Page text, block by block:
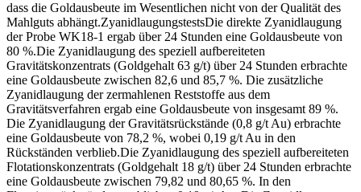
dass die Goldausbeute im Wesentlichen nicht von der Qualität des
Mahlguts abhängt.ZyanidlaugungstestsDie direkte Zyanidlaugung
der Probe WK18-1 ergab über 24 Stunden eine Goldausbeute von
80 %.Die Zyanidlaugung des speziell aufbereiteten
Gravitätskonzentrats (Goldgehalt 63 g/t) über 24 Stunden erbrachte
eine Goldausbeute zwischen 82,6 und 85,7 %. Die zusätzliche
Zyanidlaugung der zermahlenen Reststoffe aus dem
Gravitätsverfahren ergab eine Goldausbeute von insgesamt 89 %.
Die Zyanidlaugung der Gravitätsrückstände (0,8 g/t Au) erbrachte
eine Goldausbeute von 78,2 %, wobei 0,19 g/t Au in den
Rückständen verblieb.Die Zyanidlaugung des speziell aufbereiteten
Flotationskonzentrats (Goldgehalt 18 g/t) über 24 Stunden erbrachte
eine Goldausbeute zwischen 79,82 und 80,65 %. In den